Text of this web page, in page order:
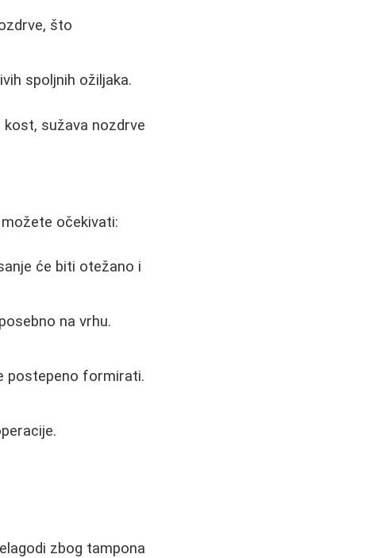
što
spoljnih ožiljaka.
sužava nozdrve
očekivati:
će biti otežano i
na vrhu.
postepeno formirati.
zbog tampona